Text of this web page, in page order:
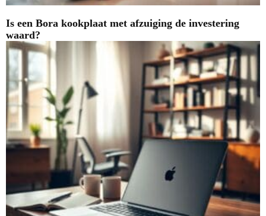
Is een Bora kookplaat met afzuiging de investering
waard?